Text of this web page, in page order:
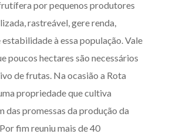
por pequenos produtores
rastreável, gere renda,
à essa população. Vale
poucos hectares são necessários
de frutas. Na ocasião a Rota
propriedade que cultiva
das promessas da produção da
fim reuniu mais de 40